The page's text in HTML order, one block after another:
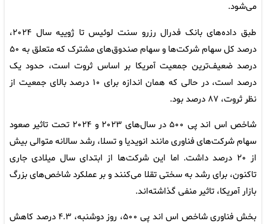
می‌شود.
طبق داده‌های بانک فدرال رزرو سنت لوئیس تا ژوییه سال ۲۰۲۴،
درصد کل سهام شرکت‌ها و سهام صندوق‌های مشترک که متعلق به ۵۰
درصد ضعیف‌ترین جمعیت آمریکا بر اساس ثروت است، حدود یک
درصد است، در حالی که همان اندازه برای ۱۰ درصد بالای جمعیت از
نظر ثروت، ۸۷ درصد بود.
شاخص اس اند پی ۵۰۰ در سال‌های ۲۰۲۳ و ۲۰۲۴ تحت تاثیر صعود
سهام شرکت‌های فناوری مانند انویدیا و تسلا، رشد سالانه متوالی بیش
از ۲۰ درصد داشت. اما این شرکت‌ها از ابتدای سال میلادی جاری
تاکنون، برای رشد به سختی تقلا می‌کنند و بر عملکرد شاخص‌های بزرگ
بازار آمریکا، تاثیر منفی گذاشته‌اند.
بخش فناوری شاخص اس اند پی ۵۰۰، روز دوشنبه، ۴.۳ درصد کاهش